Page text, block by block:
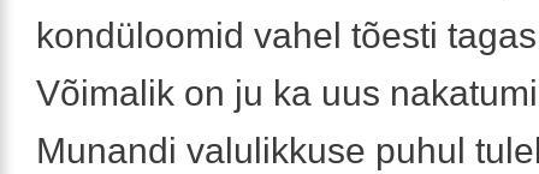
kondüloomid vahel tõesti
Võimalik on ju ka uus
Munandi valulikkuse puhul